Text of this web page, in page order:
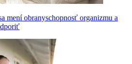
mení obranyschopnosť organizmu a